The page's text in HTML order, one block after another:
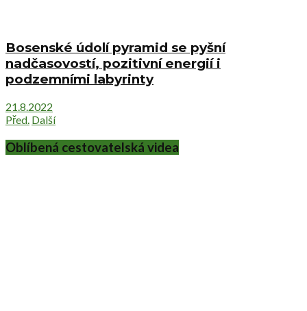
Bosenské údolí pyramid se pyšní
nadčasovostí, pozitivní energií i
podzemními labyrinty
21.8.2022
Před. Další
Oblíbená cestovatelská videa